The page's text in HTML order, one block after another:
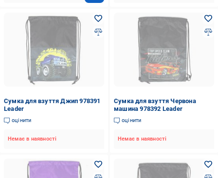
Сумка для взуття Джип 978391
Leader
оцінити
Немає в наявності
Сумка для взуття Червона
машина 978392 Leader
оцінити
Немає в наявності